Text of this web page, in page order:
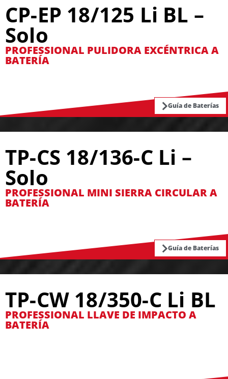
CP-EP 18/125 Li BL –
Solo
PROFESSIONAL PULIDORA EXCÉNTRICA A
BATERÍA
Guía de Baterías
TP-CS 18/136-C Li –
Solo
PROFESSIONAL MINI SIERRA CIRCULAR A
BATERÍA
Guía de Baterías
TP-CW 18/350-C Li BL
PROFESSIONAL LLAVE DE IMPACTO A
BATERÍA